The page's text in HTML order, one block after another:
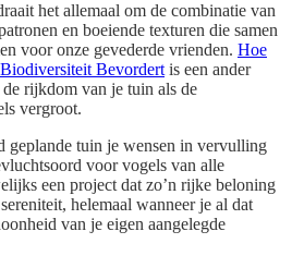
het allemaal om de combinatie van
en boeiende texturen die samen
voor onze gevederde vrienden. Hoe
Bevordert is een ander
rijkdom van je tuin als de
vergroot.
geplande tuin je wensen in vervulling
voor vogels van alle
een project dat zo’n rijke beloning
helemaal wanneer je al dat
van je eigen aangelegde